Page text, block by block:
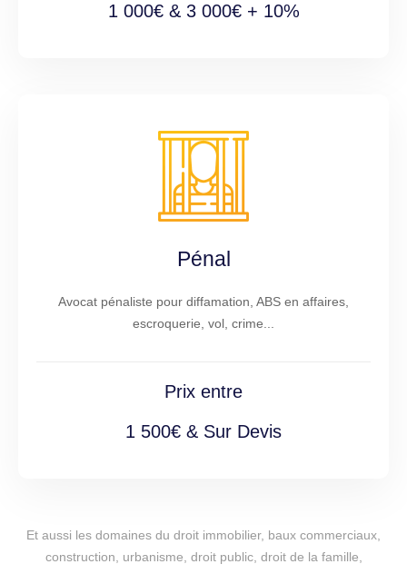
1 000€ & 3 000€ + 10%
Pénal
Avocat pénaliste pour diffamation, ABS en affaires,
escroquerie, vol, crime...
Prix entre
1 500€ & Sur Devis
Et aussi les domaines du droit immobilier, baux commerciaux,
construction, urbanisme, droit public, droit de la famille,